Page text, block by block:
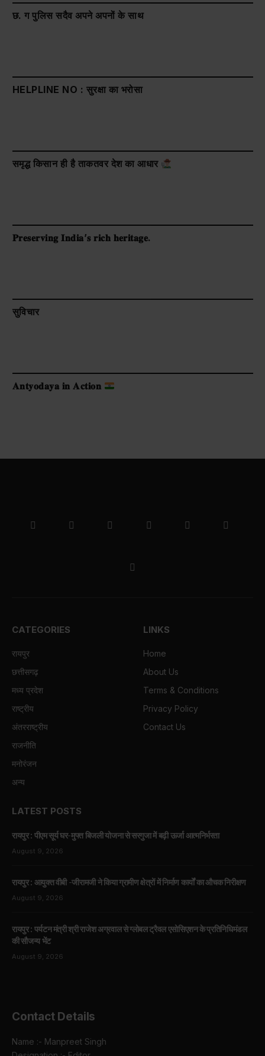
छ. ग पुलिस सदैव अपने अपनों के साथ
HELPLINE NO : सुरक्षा का भरोसा
समृद्ध किसान ही है ताकतवर देश का आधार
𝐏𝐫𝐞𝐬𝐞𝐫𝐯𝐢𝐧𝐠 𝐈𝐧𝐝𝐢𝐚’𝐬 𝐫𝐢𝐜𝐡 𝐡𝐞𝐫𝐢𝐭𝐚𝐠𝐞.
सुविचार
𝐀𝐧𝐭𝐲𝐨𝐝𝐚𝐲𝐚 𝐢𝐧 𝐀𝐜𝐭𝐢𝐨𝐧
FacebookX
Pinterest Vimeo WhatsAppTikTok
Instagram
CATEGORIES
रायपुर
छत्तीसगढ़
मध्य प्रदेश
राष्ट्रीय
अंतरराष्ट्रीय
राजनीति
मनोरंजन
अन्य
LINKS
Home
About Us
Terms & Conditions
Privacy Policy
Contact Us
LATEST POSTS
रायपुर : पीएम सूर्य घर-मुफ्त बिजली योजना से सरगुजा में बढ़ी ऊर्जा आत्मनिर्भरता
August 9, 2026
रायपुर : आयुक्त वीबी -जीरामजी ने किया ग्रामीण क्षेत्रों में निर्माण कार्यों का औचक निरीक्षण
August 9, 2026
रायपुर : पर्यटन मंत्री श्री राजेश अग्रवाल से ग्लोबल ट्रैवल एसोसिएशन के प्रतिनिधिमंडल
की सौजन्य भेंट
August 9, 2026
Contact Details
Name :- Manpreet Singh